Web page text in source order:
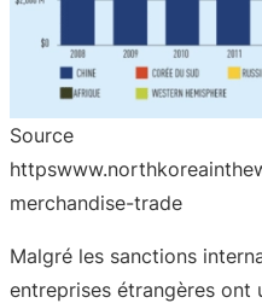
Source
merchandise-trade
Malgré les sanctions
entreprises étrangères ont